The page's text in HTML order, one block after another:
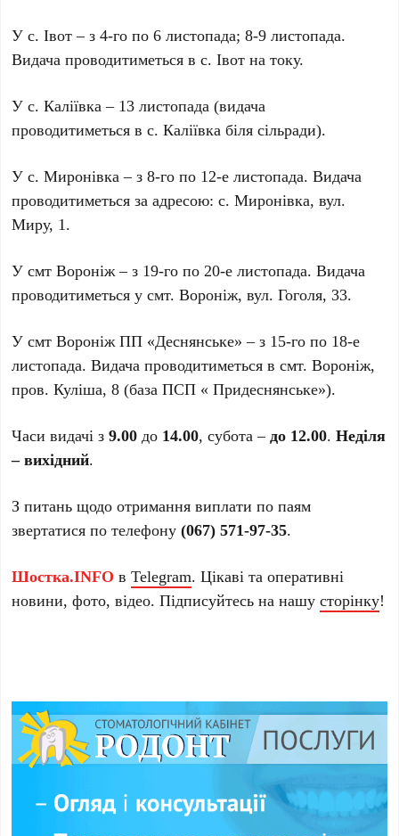
У с. Івот – з 4-го по 6 листопада; 8-9 листопада.
Видача проводитиметься в с. Івот на току.
У с. Каліївка – 13 листопада (видача
проводитиметься в с. Каліївка біля сільради).
У с. Миронівка – з 8-го по 12-е листопада. Видача
проводитиметься за адресою: с. Миронівка, вул.
Миру, 1.
У смт Вороніж – з 19-го по 20-е листопада. Видача
проводитиметься у смт. Вороніж, вул. Гоголя, 33.
У смт Вороніж ПП «Деснянське» – з 15-го по 18-е
листопада. Видача проводитиметься в смт. Вороніж,
пров. Куліша, 8 (база ПСП « Придеснянське»).
Часи видачі з9.00 до 14.00, субота – до 12.00.Неділя
– вихідний.
З питань щодо отримання виплати по паям
звертатися по телефону(067) 571-97-35.
Шостка.INFO вTelegram. Цікаві та оперативні
новини, фото, відео. Підписуйтесь на нашусторінку!